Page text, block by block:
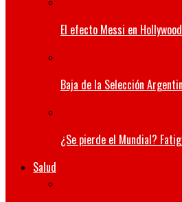
El efecto Messi en
Baja de la Selección
¿Se pierde el Mundial?
Salud